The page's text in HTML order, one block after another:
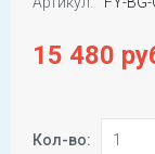
15 480
Кол-во: